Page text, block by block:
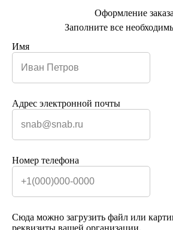
Оформление заказа
Заполните все
Имя
Адрес электронной почты
Номер телефона
Сюда можно загрузить файл или